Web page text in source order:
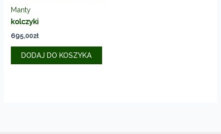
Manty
kolczyki
695,00zł
DODAJ DO KOSZYKA